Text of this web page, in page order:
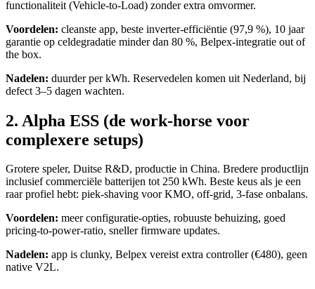
functionaliteit (Vehicle-to-Load) zonder extra omvormer.
Voordelen: cleanste app, beste inverter-efficiëntie (97,9 %), 10 jaar
garantie op celdegradatie minder dan 80 %, Belpex-integratie out of
the box.
Nadelen: duurder per kWh. Reservedelen komen uit Nederland, bij
defect 3–5 dagen wachten.
2. Alpha ESS (de work-horse voor
complexere setups)
Grotere speler, Duitse R&D, productie in China. Bredere productlijn
inclusief commerciële batterijen tot 250 kWh. Beste keus als je een
raar profiel hebt: piek-shaving voor KMO, off-grid, 3-fase onbalans.
Voordelen: meer configuratie-opties, robuuste behuizing, goed
pricing-to-power-ratio, sneller firmware updates.
Nadelen: app is clunky, Belpex vereist extra controller (€480), geen
native V2L.